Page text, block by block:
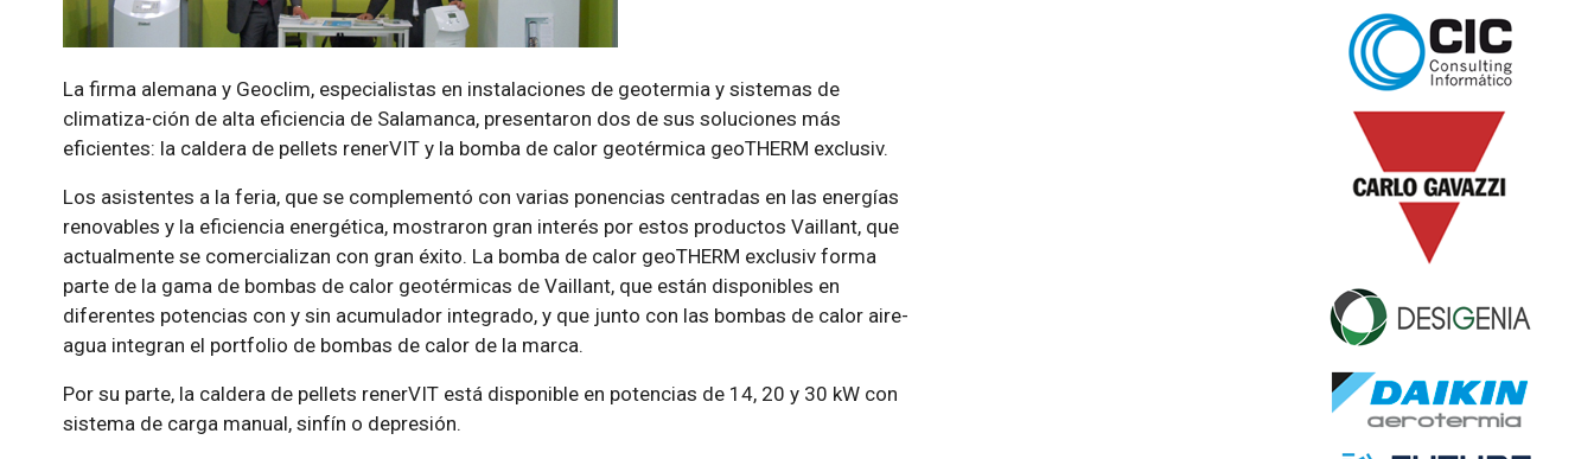
La firma alemana y Geoclim, especialistas en instalaciones de geotermia y sistemas de
climatiza-ción de alta eficiencia de Salamanca, presentaron dos de sus soluciones más
eficientes: la caldera de pellets renerVIT y la bomba de calor geotérmica geoTHERM exclusiv.
Los asistentes a la feria, que se complementó con varias ponencias centradas en las energías
renovables y la eficiencia energética, mostraron gran interés por estos productos Vaillant, que
actualmente se comercializan con gran éxito. La bomba de calor geoTHERM exclusiv forma
parte de la gama de bombas de calor geotérmicas de Vaillant, que están disponibles en
diferentes potencias con y sin acumulador integrado, y que junto con las bombas de calor aire-
agua integran el portfolio de bombas de calor de la marca.
Por su parte, la caldera de pellets renerVIT está disponible en potencias de 14, 20 y 30 kW con
sistema de carga manual, sinfín o depresión.